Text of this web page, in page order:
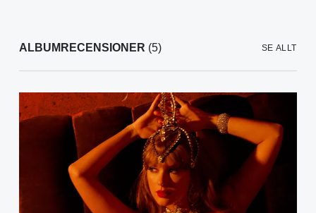
ALBUMRECENSIONER (5) SE ALLT